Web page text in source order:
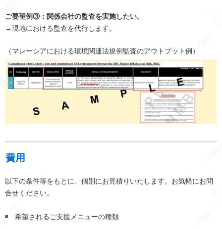
ご要望例③：関係会社の監査を実施したい。
→現地における監査を代行します。
（マレーシアにおける環境関連法規例監査のアウトプット例）
費用
以下の条件等をもとに、個別にお見積りいたします。お気軽にお問
合せください。
希望されるご支援メニューの種類